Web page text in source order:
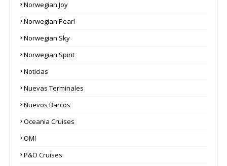
Norwegian Joy
Norwegian Pearl
Norwegian Sky
Norwegian Spirit
Noticias
Nuevas Terminales
Nuevos Barcos
Oceania Cruises
OMI
P&O Cruises